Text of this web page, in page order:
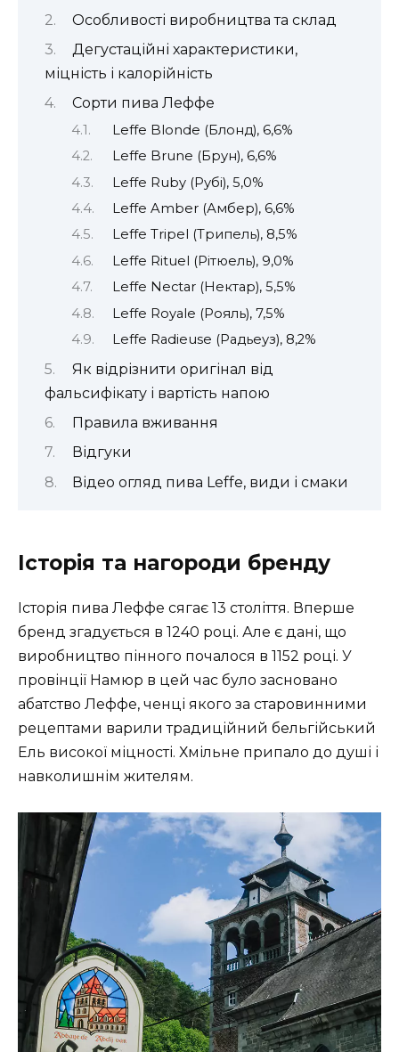
Особливості виробництва та склад
Дегустаційні характеристики,
міцність і калорійність
Сорти пива Леффе
Leffe Blonde (Блонд), 6,6%
Leffe Brune (Брун), 6,6%
Leffe Ruby (Рубі), 5,0%
Leffe Amber (Амбер), 6,6%
Leffe Tripel (Трипель), 8,5%
Leffe Rituel (Рітюель), 9,0%
Leffe Nectar (Нектар), 5,5%
Leffe Royale (Рояль), 7,5%
Leffe Radieuse (Радьеуз), 8,2%
Як відрізнити оригінал від
фальсифікату і вартість напою
Правила вживання
Відгуки
Відео огляд пива Leffe, види і смаки
Історія та нагороди бренду
Історія пива Леффе сягає 13 століття. Вперше
бренд згадується в 1240 році. Але є дані, що
виробництво пінного почалося в 1152 році. У
провінції Намюр в цей час було засновано
абатство Леффе, ченці якого за старовинними
рецептами варили традиційний бельгійський
Ель високої міцності. Хмільне припало до душі і
навколишнім жителям.